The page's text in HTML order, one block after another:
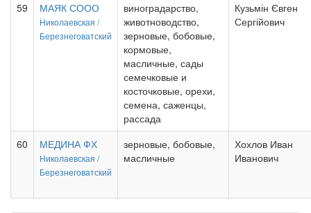
59 МАЯК СООО
Николаевская /
Березнеговатский
виноградарство,
животноводство,
зерновые, бобовые,
кормовые,
масличные, сады
семечковые и
косточковые, орехи,
семена, саженцы,
рассада
Кузьмін Євген
Сергійович
60 МЕДИНА ФХ
Николаевская /
Березнеговатский
зерновые, бобовые,
масличные
Хохлов Иван
Иванович